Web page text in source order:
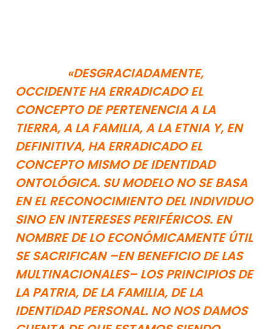
«DESGRACIADAMENTE,
OCCIDENTE HA ERRADICADO EL
CONCEPTO DE PERTENENCIA A LA
TIERRA, A LA FAMILIA, A LA ETNIA Y, EN
DEFINITIVA, HA ERRADICADO EL
CONCEPTO MISMO DE IDENTIDAD
ONTOLÓGICA. SU MODELO NO SE BASA
EN EL RECONOCIMIENTO DEL INDIVIDUO
SINO EN INTERESES PERIFÉRICOS. EN
NOMBRE DE LO ECONÓMICAMENTE ÚTIL
SE SACRIFICAN –EN BENEFICIO DE LAS
MULTINACIONALES– LOS PRINCIPIOS DE
LA PATRIA, DE LA FAMILIA, DE LA
IDENTIDAD PERSONAL. NO NOS DAMOS